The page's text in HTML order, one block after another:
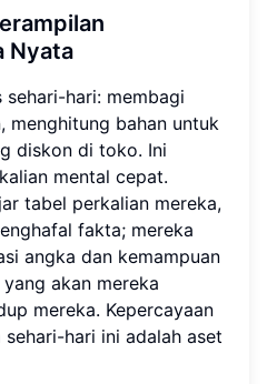
Nyata
hari: membagi
menghitung bahan untuk
diskon di toko. Ini
mental cepat.
tabel perkalian mereka,
fakta; mereka
angka dan kemampuan
akan mereka
mereka. Kepercayaan
hari ini adalah aset